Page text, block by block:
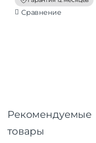
5
Сравнение
Рекомендуемые
товары